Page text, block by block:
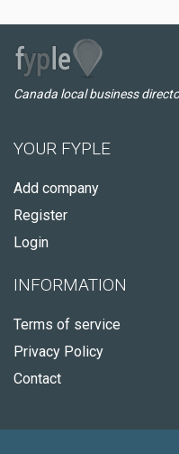
Canada local business
YOUR FYPLE
Add company
Register
Login
INFORMATION
Terms of service
Privacy Policy
Contact